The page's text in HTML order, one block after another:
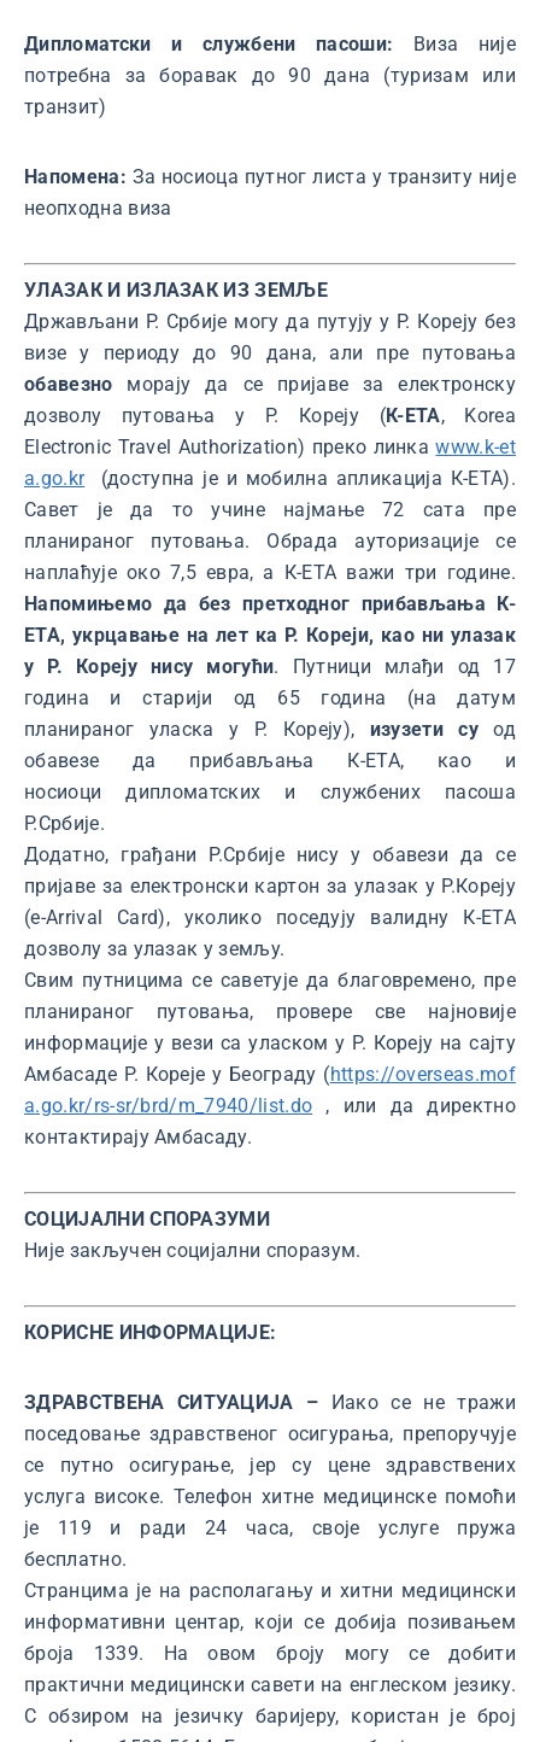
Дипломатски и службени пасоши: Виза није
потребна за боравак до 90 дана (туризам или
транзит)
Напомена: За носиоца путног листа у транзиту није
неопходна виза
УЛАЗАК И ИЗЛАЗАК ИЗ ЗЕМЉЕ
Држављани Р. Србије могу да путују у Р. Кореју без
визе у периоду до 90 дана, али пре путовања
обавезно морају да се пријаве за електронску
дозволу путовања у Р. Кореју (К-ЕТА, Korea
Electronic Travel Authorization) преко линкаwww.k-et
a.go.kr(доступна је и мобилна апликација К-ЕТА).
Савет је да то учине најмање 72 сата пре
планираног путовања. Обрада ауторизације се
наплаћује око 7,5 евра, а К-ЕТА важи три године.
Напомињемо да без претходног прибављања К-
ЕТА, укрцавање на лет ка Р. Кореји, као ни улазак
у Р. Кореју нису могући. Путници млађи од 17
година и старији од 65 година (на датум
планираног уласка у Р. Кореју), изузети суод
обавезе да прибављања К-ЕТА, као и
носиоци дипломатских и службених пасоша
Р.Србије.
Додатно, грађани Р.Србије нису у обавези да се
пријаве за електронски картон за улазак у Р.Кореју
(e-Arrival Card), уколико поседују валидну К-ETA
дозволу за улазак у земљу.
Свим путницима се саветује да благовремено, пре
планираног путовања, провере све најновије
информације у вези са уласком у Р. Кореју на сајту
Амбасаде Р. Кореје у Београду (https://overseas.mof
a.go.kr/rs-sr/brd/m_7940/list.do , или да директно
контактирају Амбасаду.
СОЦИЈАЛНИ СПОРАЗУМИ
Није закључен социјални споразум.
КОРИСНЕ ИНФОРМАЦИЈЕ:
ЗДРАВСТВЕНА СИТУАЦИЈА –
Иако се не тражи
поседовање здравственог осигурања, препоручује
се путно осигурање, јер су цене здравствених
услуга високе. Телефон хитне медицинске помоћи
је 119 и ради 24 часа, своје услуге пружа
бесплатно.
Странцима је на располагању и xитни медицински
информативни центар, који се добија позивањем
броја 1339. На овом броју могу се добити
практични медицински савети на енглеском језику.
С обзиром на језичку баријеру, користан је број